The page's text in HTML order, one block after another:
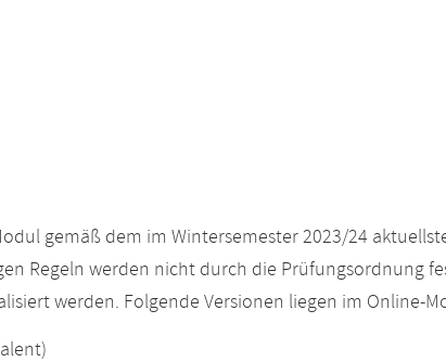
gemäß dem im Wintersemester 2023/24
Regeln werden nicht durch die Prüfungsordnung
werden. Folgende Versionen liegen im Online-